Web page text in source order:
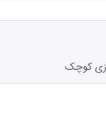
کوچک